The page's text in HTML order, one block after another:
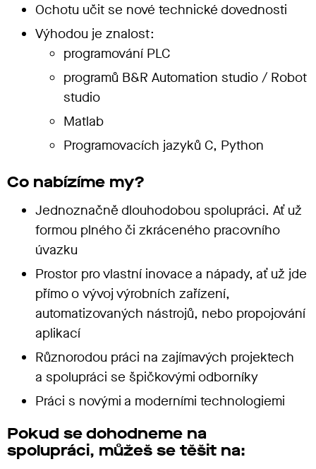
Ochotu učit se nové technické dovednosti
Výhodou je znalost:
programování PLC
programů B&R Automation studio / Robot
studio
Matlab
Programovacích jazyků C, Python
Co nabízíme my?
Jednoznačně dlouhodobou spolupráci. Ať už
formou plného či zkráceného pracovního
úvazku
Prostor pro vlastní inovace a nápady, ať už jde
přímo o vývoj výrobních zařízení,
automatizovaných nástrojů, nebo propojování
aplikací
Různorodou práci na zajímavých projektech
a spolupráci se špičkovými odborníky
Práci s novými a moderními technologiemi
Pokud se dohodneme na
spolupráci, můžeš se těšit na: